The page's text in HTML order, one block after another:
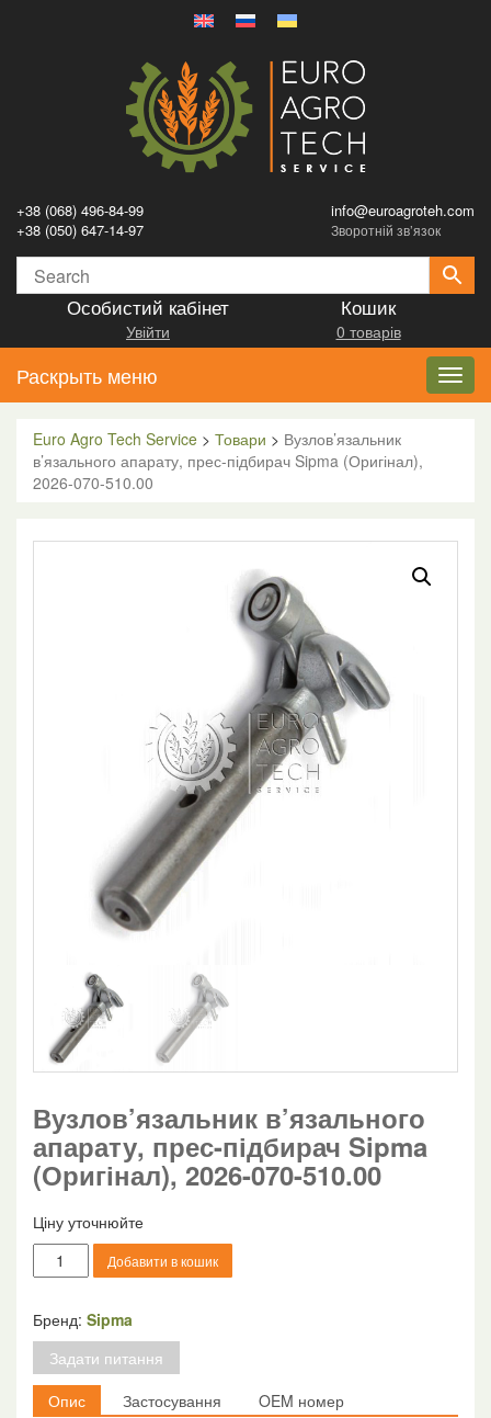
+38 (068) 496-84-99
+38 (050) 647-14-97
info@euroagroteh.com
Зворотній зв’язок
Особистий кабінет
Увійти
Кошик
0 товарів
Раскрыть меню
Euro Agro Tech Service > Товари > Вузлов’язальник
в’язального апарату, прес-підбирач Sipma (Оригінал),
2026-070-510.00
Вузлов’язальник в’язального
апарату, прес-підбирач Sipma
(Оригінал), 2026-070-510.00
Ціну уточнюйте
Вузлов'язальник
в'язального
прес-
підбирач
Sipma
(Оригінал),
2026-
Добавити в кошик
Бренд: Sipma
Задати питання
Опис
Застосування
OEM номер